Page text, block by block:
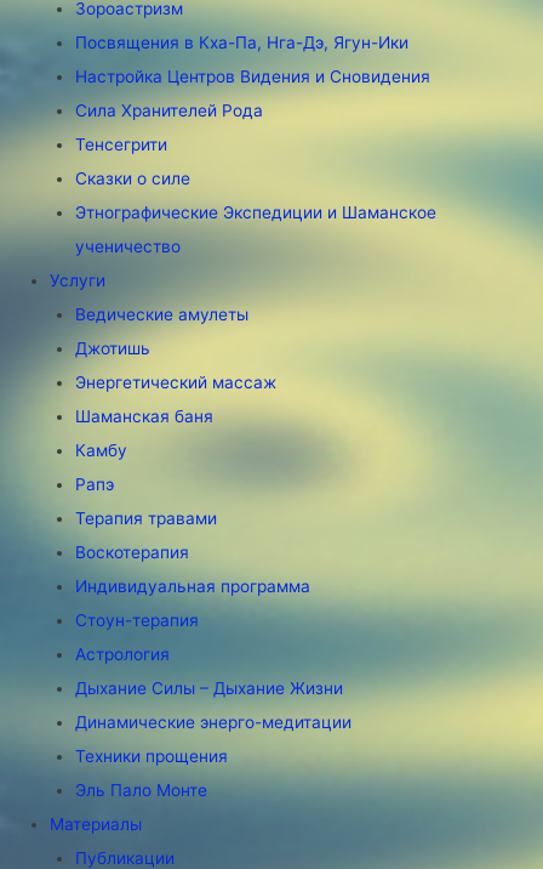
Зороастризм
Посвящения в Кха-Па, Нга-Дэ, Ягун-Ики
Настройка Центров Видения и Сновидения
Сила Хранителей Рода
Тенсегрити
Сказки о силе
Этнографические Экспедиции и Шаманское
ученичество
Услуги
Ведические амулеты
Джотишь
Энергетический массаж
Шаманская баня
Камбу
Рапэ
Терапия травами
Воскотерапия
Индивидуальная программа
Стоун-терапия
Астрология
Дыхание Силы – Дыхание Жизни
Динамические энерго-медитации
Техники прощения
Эль Пало Монте
Материалы
Публикации